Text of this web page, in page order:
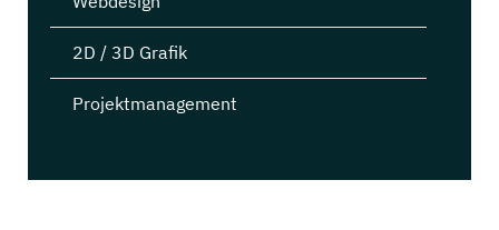
2D / 3D Grafik
Projektmanagement